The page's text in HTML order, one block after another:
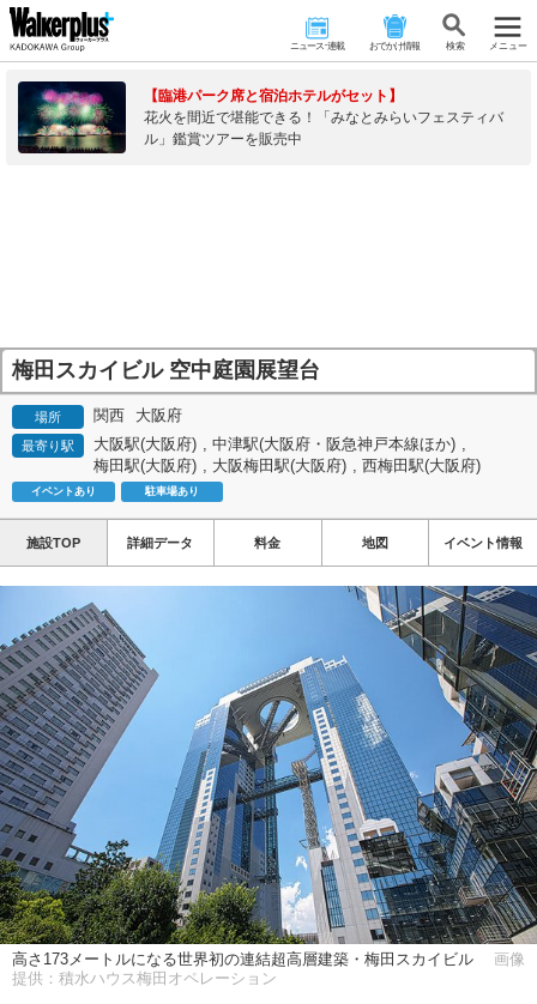
ニュース･連載 おでかけ情報 検 索 メニュー
【臨港パーク席と宿泊ホテルがセット】
花火を間近で堪能できる！「みなとみらいフェスティバ
ル」鑑賞ツアーを販売中
梅田スカイビル 空中庭園展望台
場所 関西 大阪府
最寄り駅 大阪駅(大阪府) , 中津駅(大阪府・阪急神戸本線ほか) ,
梅田駅(大阪府) , 大阪梅田駅(大阪府) , 西梅田駅(大阪府)
イベントあり 駐車場あり
施設TOP 詳細データ 料金 地図 イベント情報
高さ173メートルになる世界初の連結超高層建築・梅田スカイビル
画像
提供：積水ハウス梅田オペレーション